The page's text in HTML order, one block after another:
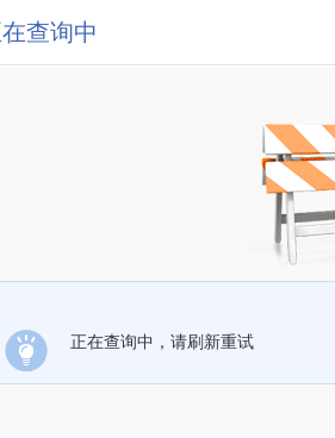
查询中
正在查询中，请刷新重试